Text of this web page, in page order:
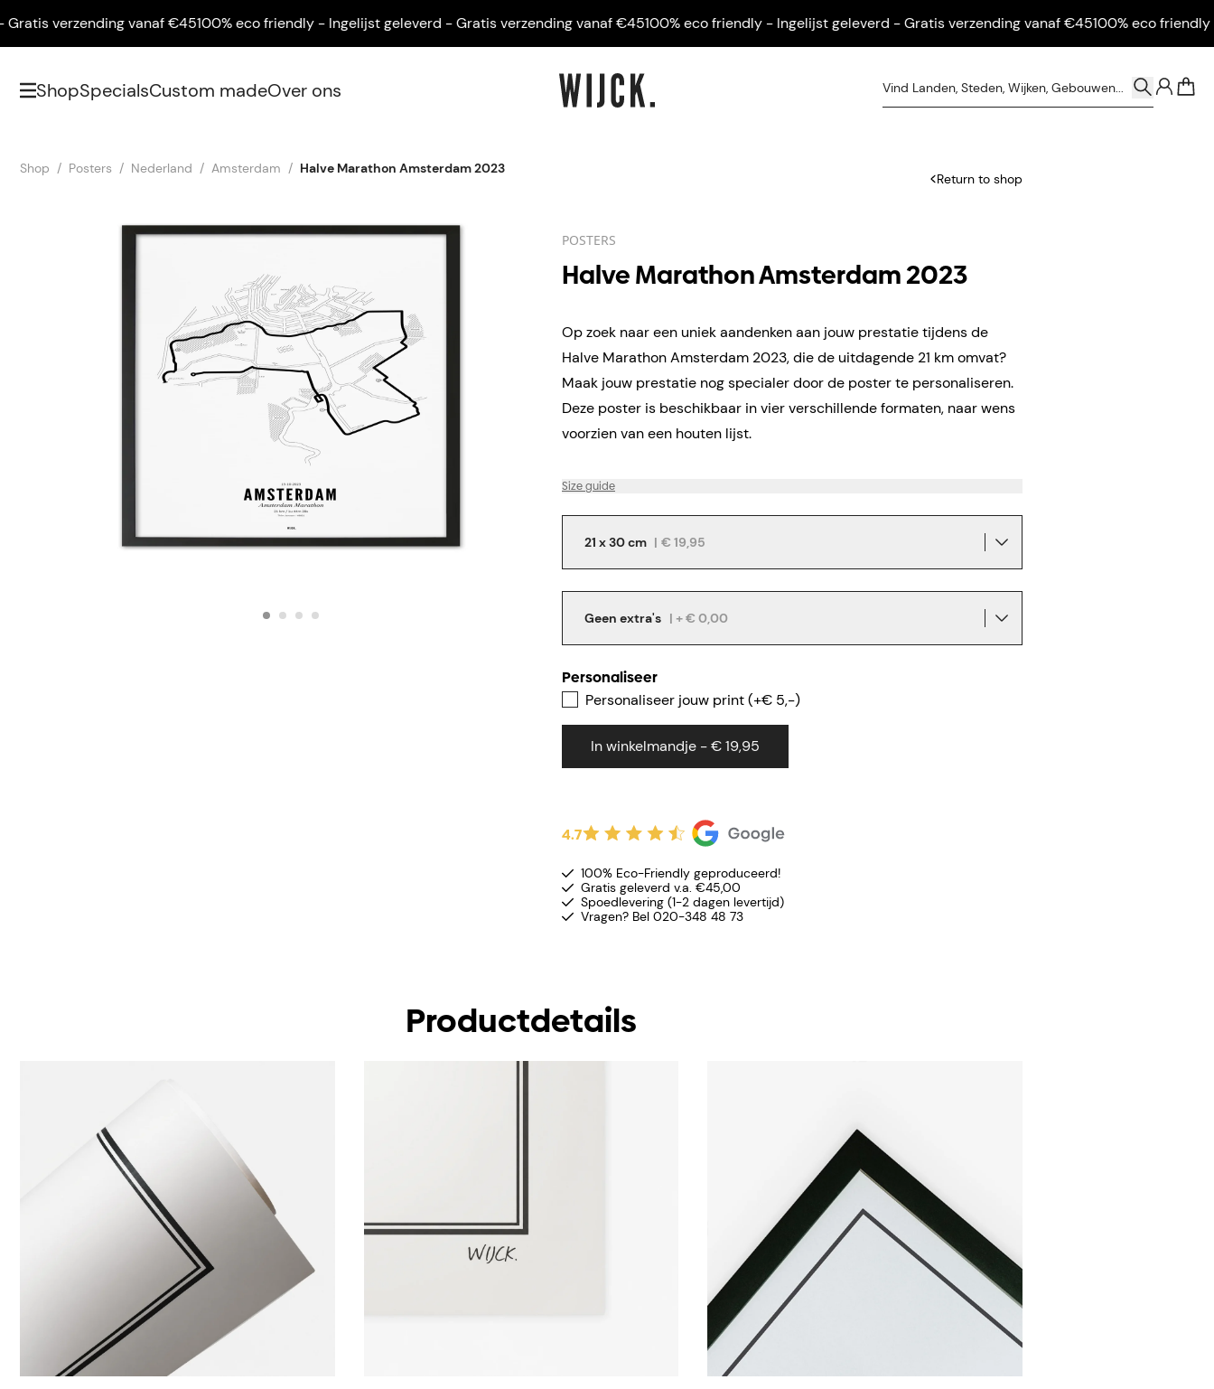
verzending vanaf €45100% eco friendly - Ingelijst geleverd - Gratis verzending vanaf €45100% eco friendly - Ingelijst geleverd - Gratis verzending vanaf €45100% eco friendly -
ShopSpecialsCustom madeOver ons
Shop Posters Nederland Amsterdam Halve Marathon Amsterdam 2023
Return to shop
POSTERS
Halve Marathon Amsterdam 2023
Op zoek naar een uniek aandenken aan jouw prestatie tijdens de
Halve Marathon Amsterdam 2023, die de uitdagende 21 km omvat?
Maak jouw prestatie nog specialer door de poster te personaliseren.
Deze poster is beschikbaar in vier verschillende formaten, naar wens
voorzien van een houten lijst.
Size guide
21 x 30 cm | € 19,95
Geen extra's | + € 0,00
Personaliseer
Personaliseer jouw print (+€ 5,-)
In winkelmandje - € 19,95
4.7
100% Eco-Friendly geproduceerd!
Gratis geleverd v.a. €45,00
Spoedlevering (1-2 dagen levertijd)
Vragen? Bel 020-348 48 73
Productdetails